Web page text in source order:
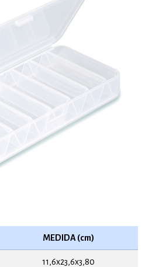
MEDIDA (cm)
11,6x23,6x3,80